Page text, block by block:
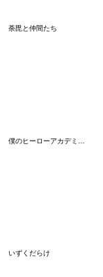
荼毘と仲間たち
いずくだらけ